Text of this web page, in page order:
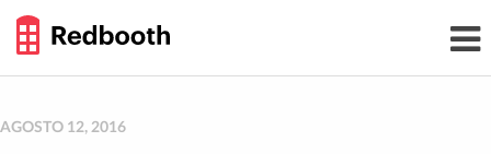
content
GUIDE
AGOSTO 12, 2016